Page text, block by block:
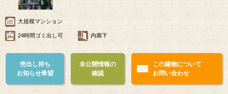
大規模マンション
24時間ゴミ出し可 内廊下
売出し待ち
お知らせ希望
未公開情報の
確認
この建物について
お問い合わせ